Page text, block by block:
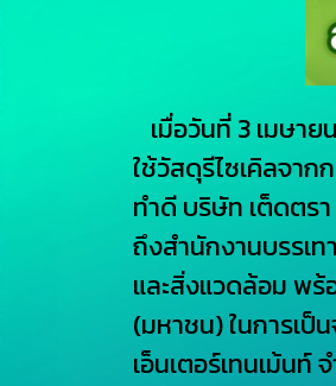
เมื่อวันที่ 3 เมษา
ใช้วัสดุรีไซเคิลจา
ทำดี บริษัท เต็ดตร
ถึงสำนักงานบรรเ
และสิ่งแวดล้อม พ
(มหาชน) ในการเ
เอ็นเตอร์เทนเม้น